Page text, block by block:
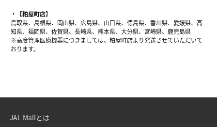
【粕屋町店】
鳥取県、島根県、岡山県、広島県、山口県、徳島県、香川県、愛媛県、高
知県、福岡県、佐賀県、長崎県、熊本県、大分県、宮崎県、鹿児島県
※高度管理医療機器につきましては、粕屋町店より発送させていただいて
おります。
JAL Mallとは